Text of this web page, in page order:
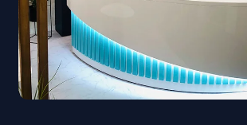
естетичне та непомітне
максимально комфортне
Ортодонти клініки Pectoral’